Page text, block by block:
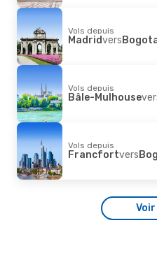
Vols depuis
Madridvers
Vols depuis
Bâle-Mulhouse
Vols depuis
Francfortvers